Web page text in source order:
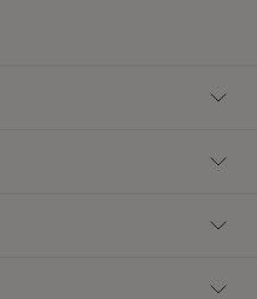
Gold Standard 100% Plant ett
och smakämnen och sötad
enkelt med vatten eller
är ett bra alternativ för dig